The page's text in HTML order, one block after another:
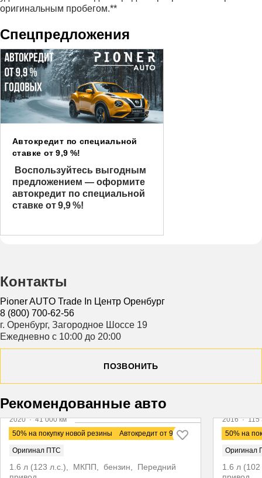
оригинальным пробегом.**
Спецпредложения
Автокредит по специальной
ставке от 9,9 %!
Воспользуйтесь выгодным
предложением — оформите
автокредит по специальной
ставке от 9,9 %!
Контакты
Pioner AUTO Trade In Центр Оренбург
8 (800) 700-62-56
г. Оренбург, Загородное Шоссе 19
Ежедневно с 10:00 до 20:00
ПОЗВОНИТЬ
Рекомендованные авто
50% на покупку новой резины Автокредит от 9,9%
2020·41 000 км
Kia Rio
Оригинал ПТС
1.6 л (123 л.с.), МКПП, бензин, Передний
50% на
2016·115
Renault
Оригинал
1.6 л